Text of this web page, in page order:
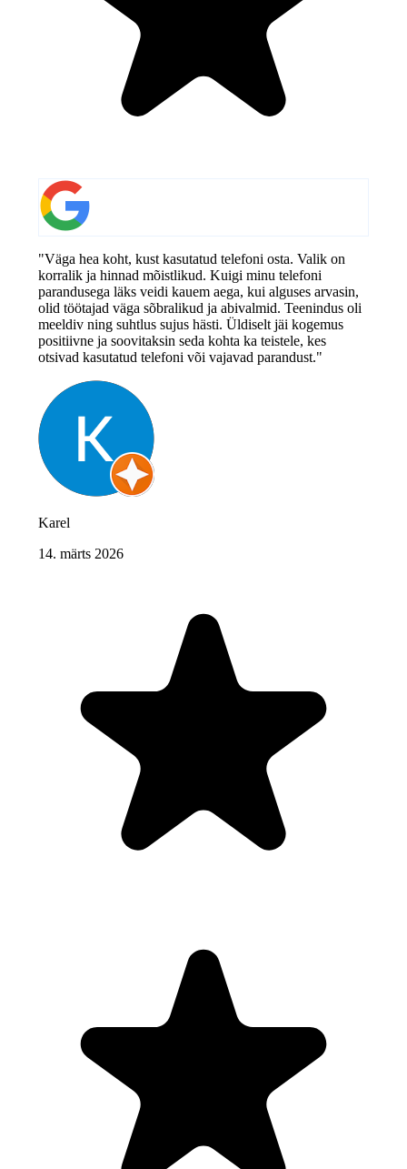
"Väga hea koht, kust kasutatud telefoni osta. Valik on
korralik ja hinnad mõistlikud. Kuigi minu telefoni
parandusega läks veidi kauem aega, kui alguses arvasin,
olid töötajad väga sõbralikud ja abivalmid. Teenindus oli
meeldiv ning suhtlus sujus hästi. Üldiselt jäi kogemus
positiivne ja soovitaksin seda kohta ka teistele, kes
otsivad kasutatud telefoni või vajavad parandust."
Karel
14. märts 2026